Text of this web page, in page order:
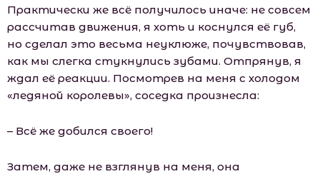
Практически же всё получилось иначе: не совсем
рассчитав движения, я хоть и коснулся её губ,
но сделал это весьма неуклюже, почувствовав,
как мы слегка стукнулись зубами. Отпрянув, я
ждал её реакции. Посмотрев на меня с холодом
«ледяной королевы», соседка произнесла:
– Всё же добился своего!
Затем, даже не взглянув на меня, она